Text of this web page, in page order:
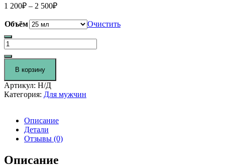
1 200₽ – 2 500₽
Объём Очистить
Количество
товара
LIGHT
BLUE
POUR
HOMME
В корзину
Артикул: Н/Д
Категория: Для мужчин
Описание
Детали
Отзывы (0)
Описание